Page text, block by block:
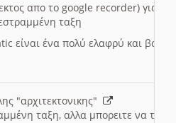
απο το google recorder) για
ταξη
είναι ένα πολύ ελαφρύ και
"αρχιτεκτονικης"
ταξη, αλλα μπορειτε να το